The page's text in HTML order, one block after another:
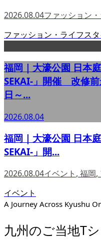
2026.08.04ファッション
ファッション・ライフス
福岡｜大濠公園 日本
SEKAI-」開催 改修前
日～...
2026.08.04
福岡｜大濠公園 日本
SEKAI-」開...
2026.08.04イベント , 福岡,
イベント
A Journey Across Kyushu
九州のご当地T